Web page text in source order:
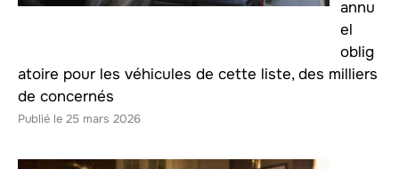
annu
el
oblig
atoire pour les véhicules de cette liste, des milliers
de concernés
25 mars 2026